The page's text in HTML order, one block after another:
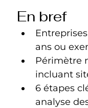
En bref
ans ou
Périmètre
incluant
6 étapes
analyse